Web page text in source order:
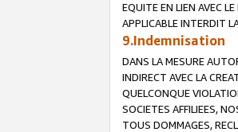
EQUITE EN LIEN AVEC
APPLICABLE INTERDIT
9.Indemnisation
DANS LA MESURE
INDIRECT AVEC LA
QUELCONQUE
SOCIETES AFFILIEES,
TOUS DOMMAGES,